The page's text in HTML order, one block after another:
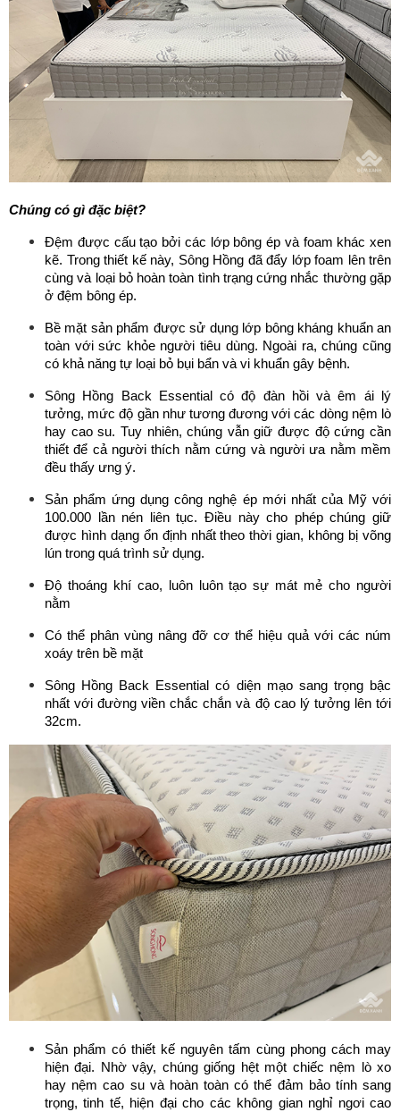
Chúng có gì đặc biệt?
Đệm được cấu tạo bởi các lớp bông ép và foam khác xen
kẽ. Trong thiết kế này, Sông Hồng đã đẩy lớp foam lên trên
cùng và loại bỏ hoàn toàn tình trạng cứng nhắc thường gặp
ở đệm bông ép.
Bề mặt sản phẩm được sử dụng lớp bông kháng khuẩn an
toàn với sức khỏe người tiêu dùng. Ngoài ra, chúng cũng
có khả năng tự loại bỏ bụi bẩn và vi khuẩn gây bệnh.
Sông Hồng Back Essential có độ đàn hồi và êm ái lý
tưởng, mức độ gần như tương đương với các dòng nệm lò
hay cao su. Tuy nhiên, chúng vẫn giữ được độ cứng cần
thiết để cả người thích nằm cứng và người ưa nằm mềm
đều thấy ưng ý.
Sản phẩm ứng dụng công nghệ ép mới nhất của Mỹ với
100.000 lần nén liên tục. Điều này cho phép chúng giữ
được hình dạng ổn định nhất theo thời gian, không bị võng
lún trong quá trình sử dụng.
Độ thoáng khí cao, luôn luôn tạo sự mát mẻ cho người
nằm
Có thể phân vùng nâng đỡ cơ thể hiệu quả với các núm
xoáy trên bề mặt
Sông Hồng Back Essential có diện mạo sang trọng bậc
nhất với đường viền chắc chắn và độ cao lý tưởng lên tới
32cm.
Sản phẩm có thiết kế nguyên tấm cùng phong cách may
hiện đại. Nhờ vậy, chúng giống hệt một chiếc nệm lò xo
hay nệm cao su và hoàn toàn có thể đảm bảo tính sang
trọng, tinh tế, hiện đại cho các không gian nghỉ ngơi cao